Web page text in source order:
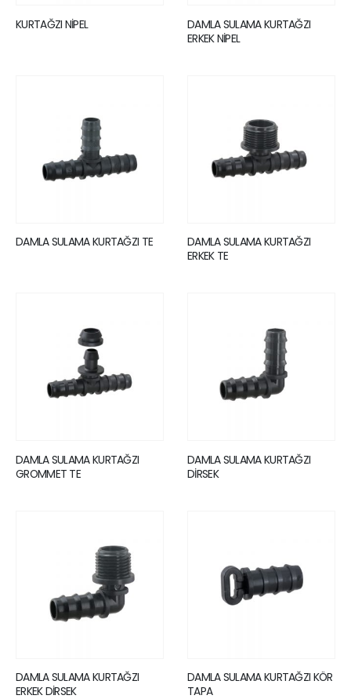
KURTAĞZI NİPEL
DAMLA SULAMA KURTAĞZI
ERKEK NİPEL
DAMLA SULAMA KURTAĞZI TE
DAMLA SULAMA KURTAĞZI
ERKEK TE
DAMLA SULAMA KURTAĞZI
GROMMET TE
DAMLA SULAMA KURTAĞZI
DİRSEK
DAMLA SULAMA KURTAĞZI
ERKEK DİRSEK
DAMLA SULAMA KURTAĞZI KÖR
TAPA